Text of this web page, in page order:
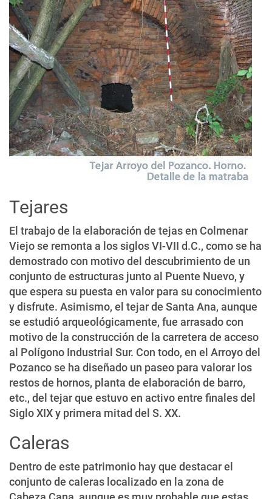
Tejares
El trabajo de la elaboración de tejas en Colmenar
Viejo se remonta a los siglos VI-VII d.C., como se ha
demostrado con motivo del descubrimiento de un
conjunto de estructuras junto al Puente Nuevo, y
que espera su puesta en valor para su conocimiento
y disfrute. Asimismo, el tejar de Santa Ana, aunque
se estudió arqueológicamente, fue arrasado con
motivo de la construcción de la carretera de acceso
al Polígono Industrial Sur. Con todo, en el Arroyo del
Pozanco se ha diseñado un paseo para valorar los
restos de hornos, planta de elaboración de barro,
etc., del tejar que estuvo en activo entre finales del
Siglo XIX y primera mitad del S. XX.
Caleras
Dentro de este patrimonio hay que destacar el
conjunto de caleras localizado en la zona de